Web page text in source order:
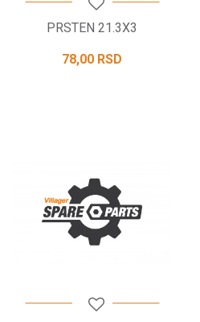
PRSTEN 21.3X3
78,00 RSD